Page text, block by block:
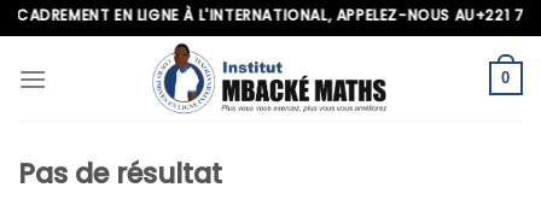
Skip
to
content
EN LIGNE À L'INTERNATIONAL, APPELEZ-NOUS AU+221 70
0
Pas de résultat